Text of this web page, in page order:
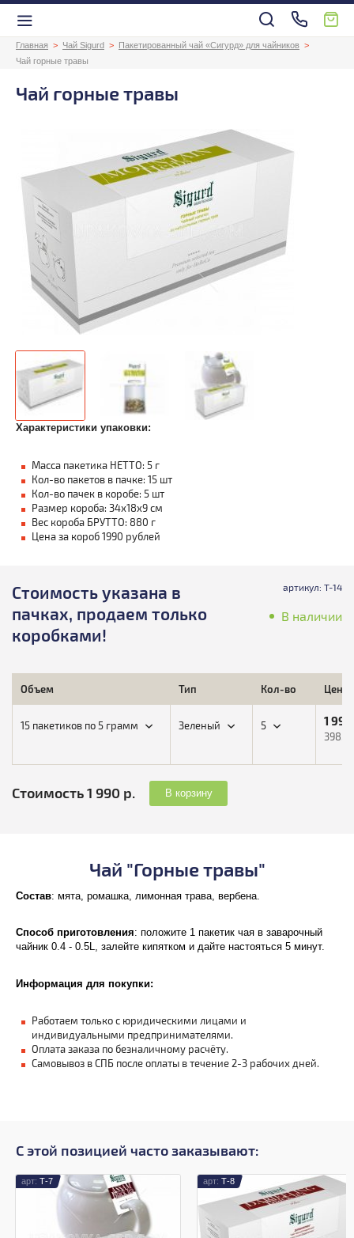
Главная Чай Sigurd
Пакетированный чай «Сигурд» для чайников
Чай горные травы
Чай горные травы
Характеристики упаковки:
Масса пакетика НЕТТО: 5 г
Кол-во пакетов в пачке: 15 шт
Кол-во пачек в коробе: 5 шт
Размер короба: 34х18х9 см
Вес короба БРУТТО: 880 г
Цена за короб 1990 рублей
Стоимость указана в
пачках, продаем только
коробками!
артикул: Т-14
В наличии
Объем Тип Кол-во Цена
15 пакетиков по 5 грамм Зеленый 5 1 990
Стоимость 1 990 р. В корзину
Чай "Горные травы"
Состав: мята, ромашка, лимонная трава, вербена.
Способ приготовления: положите 1 пакетик чая в заварочный
чайник 0.4 - 0.5L, залейте кипятком и дайте настояться 5 минут.
Информация для покупки:
Работаем только с юридическими лицами и
индивидуальными предпринимателями.
Оплата заказа по безналичному расчёту.
Самовывоз в СПБ после оплаты в течение 2-3 рабочих дней.
С этой позицией часто заказывают:
Т-7 Т-8